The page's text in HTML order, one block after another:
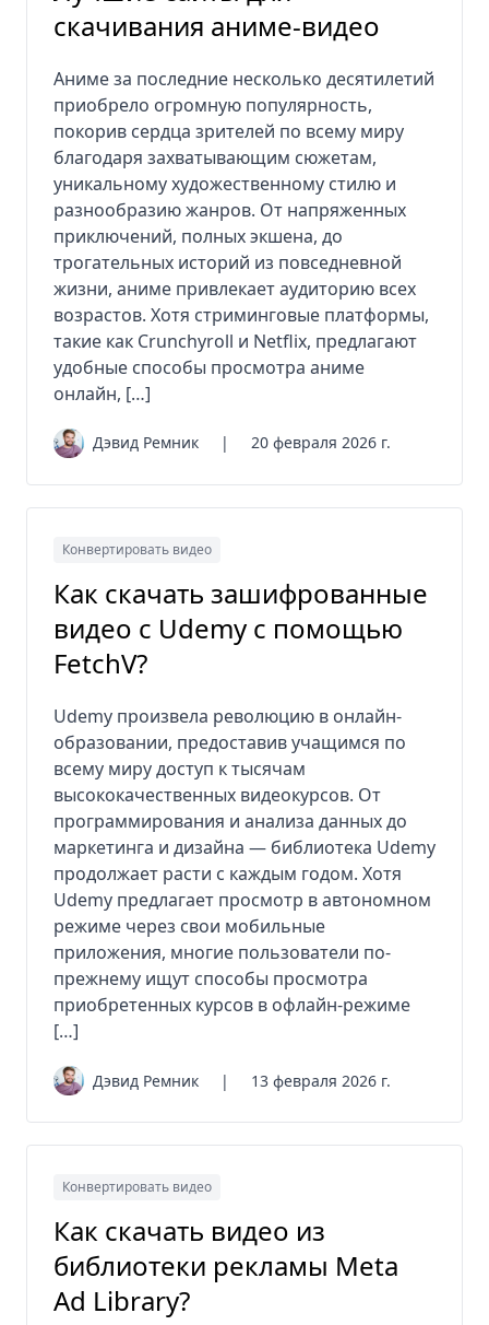
скачивания аниме-видео
Аниме за последние несколько десятилетий
приобрело огромную популярность,
покорив сердца зрителей по всему миру
благодаря захватывающим сюжетам,
уникальному художественному стилю и
разнообразию жанров. От напряженных
приключений, полных экшена, до
трогательных историй из повседневной
жизни, аниме привлекает аудиторию всех
возрастов. Хотя стриминговые платформы,
такие как Crunchyroll и Netflix, предлагают
удобные способы просмотра аниме
онлайн, […]
Дэвид Ремник | 20 февраля 2026 г.
Конвертировать видео
Как скачать зашифрованные
видео с Udemy с помощью
FetchV?
Udemy произвела революцию в онлайн-
образовании, предоставив учащимся по
всему миру доступ к тысячам
высококачественных видеокурсов. От
программирования и анализа данных до
маркетинга и дизайна — библиотека Udemy
продолжает расти с каждым годом. Хотя
Udemy предлагает просмотр в автономном
режиме через свои мобильные
приложения, многие пользователи по-
прежнему ищут способы просмотра
приобретенных курсов в офлайн-режиме
[…]
Дэвид Ремник | 13 февраля 2026 г.
Конвертировать видео
Как скачать видео из
библиотеки рекламы Meta
Ad Library?